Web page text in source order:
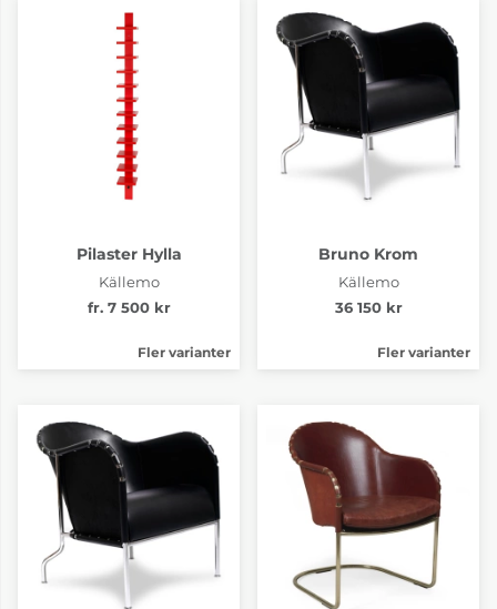
Pilaster Hylla
Källemo
fr. 7 500 kr
Fler varianter
Bruno Krom
Källemo
36 150 kr
Fler varianter